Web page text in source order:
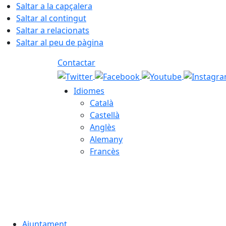
Saltar a la capçalera
Saltar al contingut
Saltar a relacionats
Saltar al peu de pàgina
Contactar
Idiomes
Català
Castellà
Anglès
Alemany
Francès